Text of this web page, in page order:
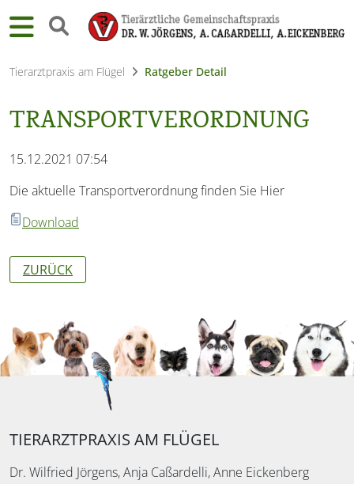
Tierarztpraxis am Flügel Ratgeber Detail
TRANSPORTVERORDNUNG
15.12.2021 07:54
Die aktuelle Transportverordnung finden Sie Hier
Download
ZURÜCK
TIERARZTPRAXIS AM FLÜGEL
Dr. Wilfried Jörgens, Anja Caßardelli, Anne Eickenberg